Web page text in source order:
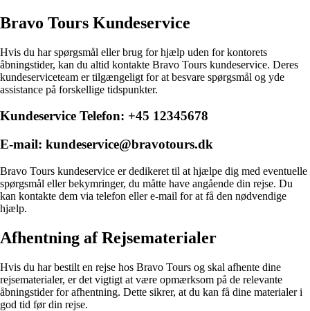
Bravo Tours Kundeservice
Hvis du har spørgsmål eller brug for hjælp uden for kontorets
åbningstider, kan du altid kontakte Bravo Tours kundeservice. Deres
kundeserviceteam er tilgængeligt for at besvare spørgsmål og yde
assistance på forskellige tidspunkter.
Kundeservice Telefon: +45 12345678
E-mail: kundeservice@bravotours.dk
Bravo Tours kundeservice er dedikeret til at hjælpe dig med eventuelle
spørgsmål eller bekymringer, du måtte have angående din rejse. Du
kan kontakte dem via telefon eller e-mail for at få den nødvendige
hjælp.
Afhentning af Rejsematerialer
Hvis du har bestilt en rejse hos Bravo Tours og skal afhente dine
rejsematerialer, er det vigtigt at være opmærksom på de relevante
åbningstider for afhentning. Dette sikrer, at du kan få dine materialer i
god tid før din rejse.